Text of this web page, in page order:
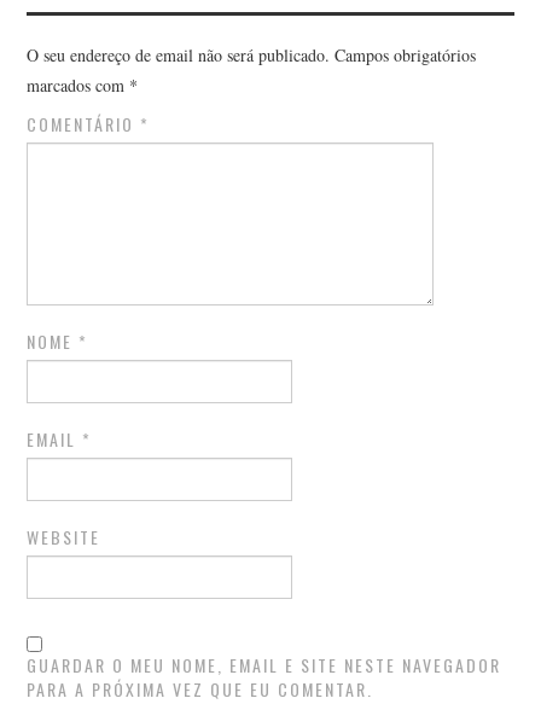
O seu endereço de email não será publicado. Campos obrigatórios
marcados com *
COMENTÁRIO *
NOME *
EMAIL *
WEBSITE
GUARDAR O MEU NOME, EMAIL E SITE NESTE NAVEGADOR
PARA A PRÓXIMA VEZ QUE EU COMENTAR.